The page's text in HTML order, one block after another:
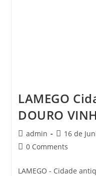
LAMEGO
DOURO
Post
author:
admin
Post
published:
16 de
Post0 Comments
LAMEGO - Cidade